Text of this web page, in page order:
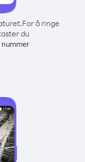
For å ringe
du